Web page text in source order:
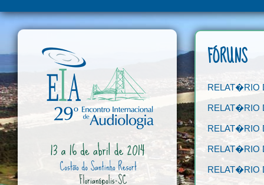
FÓRUNS
RELAT�RIO
RELAT�RIO
RELAT�RIO
RELAT�RIO